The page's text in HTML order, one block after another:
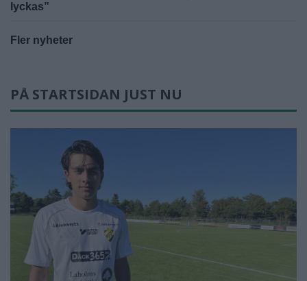
lyckas”
Fler nyheter
PÅ STARTSIDAN JUST NU